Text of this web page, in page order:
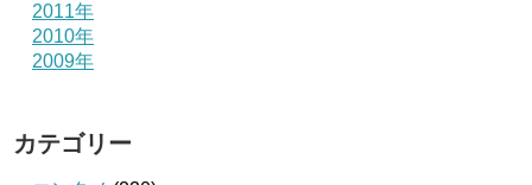
2011年
2010年
2009年
カテゴリー